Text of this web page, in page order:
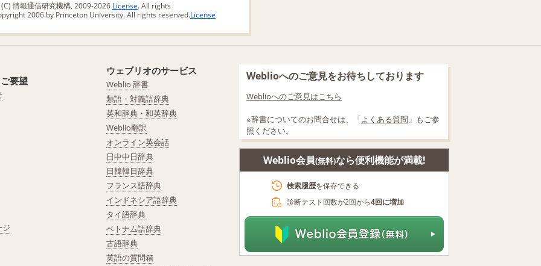
情報通信研究機構, 2009-2026 License. All rights
2006 by Princeton University. All rights reserved.License
要望
ジ
ウェブリオのサービス
Weblio 辞書
類語・対義語辞典
英和辞典・和英辞典
Weblio翻訳
オンライン英会話
日中中日辞典
日韓韓日辞典
フランス語辞典
インドネシア語辞典
タイ語辞典
ベトナム語辞典
古語辞典
英語の質問箱
Weblioへのご意見をお待ちしております
Weblioへのご意見はこちら
※辞書についてのお問合せは、「よくある質問 」もご参
照ください。
Weblio会員(無料)なら便利機能が満載!
検索履歴を保存できる
診断テスト回数が2回から4回に増加